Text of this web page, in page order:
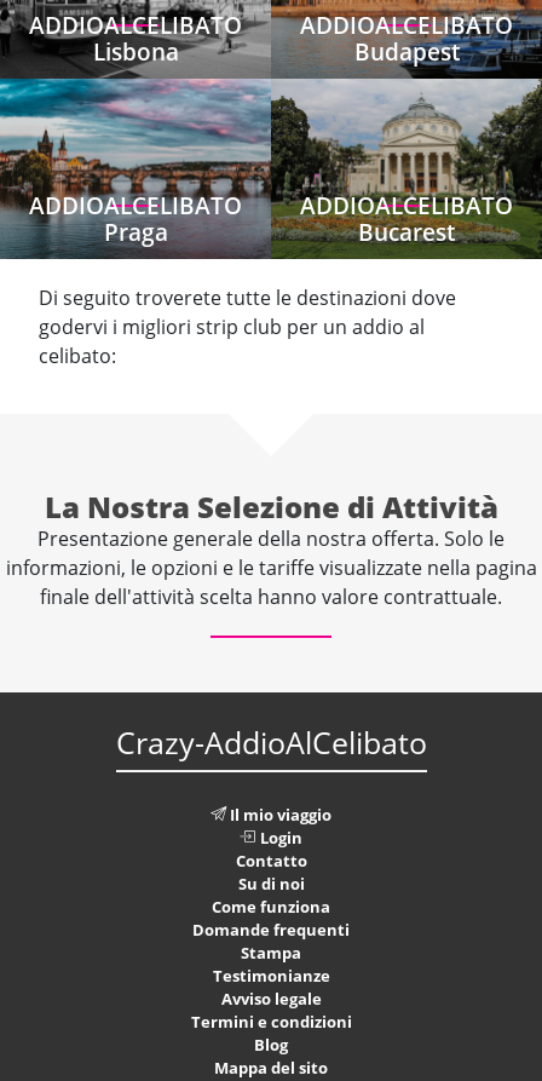
ADDIOALCELIBATO
Lisbona
ADDIOALCELIBATO
Budapest
ADDIOALCELIBATO
Praga
ADDIOALCELIBATO
Bucarest
Di seguito troverete tutte le destinazioni dove
godervi i migliori strip club per un addio al
celibato:
La Nostra Selezione di Attività
Presentazione generale della nostra offerta. Solo le
informazioni, le opzioni e le tariffe visualizzate nella pagina
finale dell'attività scelta hanno valore contrattuale.
Crazy-AddioAlCelibato
Il mio viaggio
Login
Contatto
Su di noi
Come funziona
Domande frequenti
Stampa
Testimonianze
Avviso legale
Termini e condizioni
Blog
Mappa del sito